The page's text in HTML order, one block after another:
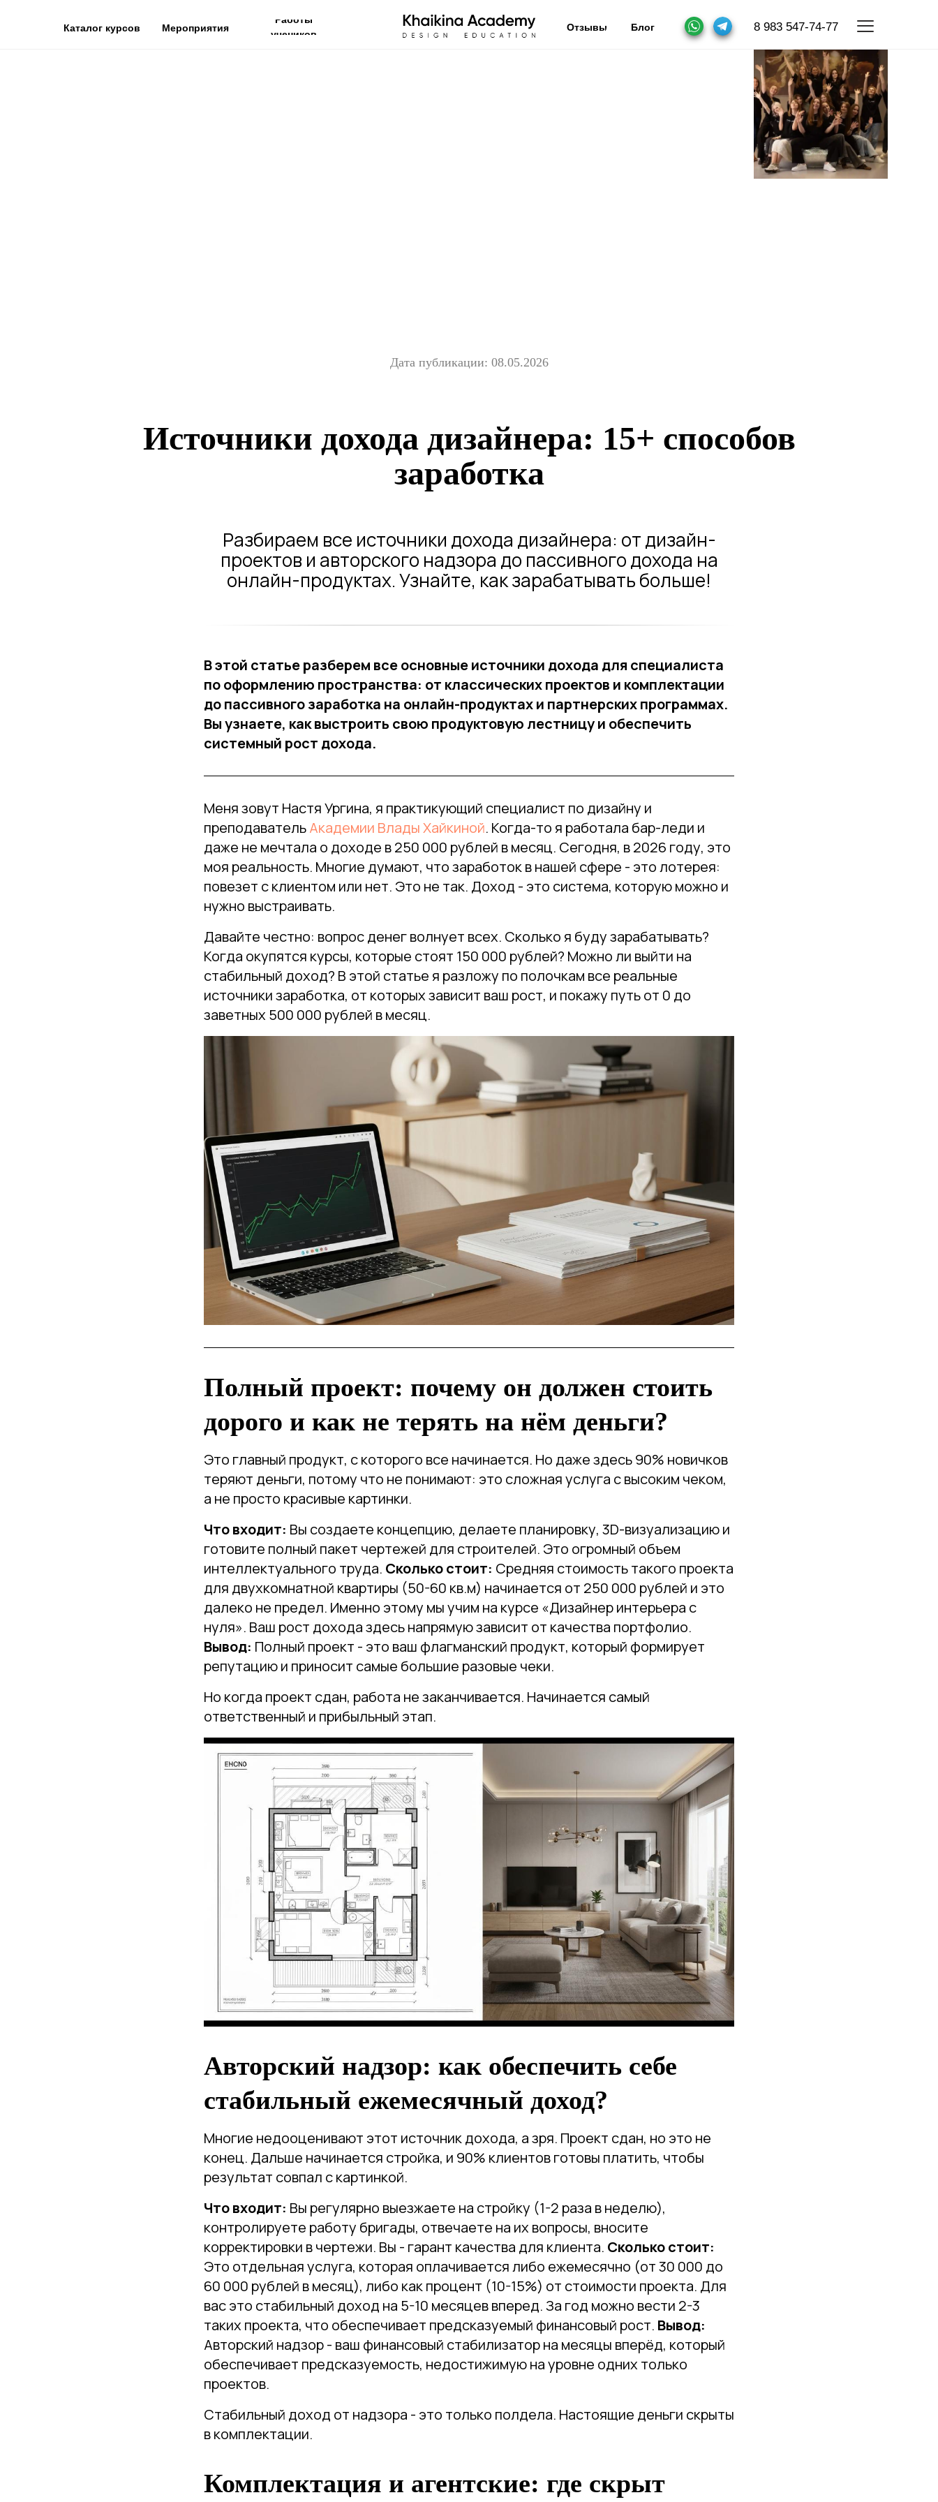
Каталог курсов Мероприятия
Работы
учеников
Отзывы Блог 8 983 547-74-77
Дата публикации: 08.05.2026
Источники дохода дизайнера: 15+ способов
заработка
Разбираем все источники дохода дизайнера: от дизайн-
проектов и авторского надзора до пассивного дохода на
онлайн-продуктах. Узнайте, как зарабатывать больше!
В этой статье разберем все основные источники дохода для специалиста
по оформлению пространства: от классических проектов и комплектации
до пассивного заработка на онлайн-продуктах и партнерских программах.
Вы узнаете, как выстроить свою продуктовую лестницу и обеспечить
системный рост дохода.
Меня зовут Настя Ургина, я практикующий специалист по дизайну и
преподавательАкадемии Влады Хайкиной. Когда-то я работала бар-леди и
даже не мечтала о доходе в 250 000 рублей в месяц. Сегодня, в 2026 году, это
моя реальность. Многие думают, что заработок в нашей сфере - это лотерея:
повезет с клиентом или нет. Это не так. Доход - это система, которую можно и
нужно выстраивать.
Давайте честно: вопрос денег волнует всех. Сколько я буду зарабатывать?
Когда окупятся курсы, которые стоят 150 000 рублей? Можно ли выйти на
стабильный доход? В этой статье я разложу по полочкам все реальные
источники заработка, от которых зависит ваш рост, и покажу путь от 0 до
заветных 500 000 рублей в месяц.
Полный проект: почему он должен стоить
дорого и как не терять на нём деньги?
Это главный продукт, с которого все начинается. Но даже здесь 90% новичков
теряют деньги, потому что не понимают: это сложная услуга с высоким чеком,
а не просто красивые картинки.
Что входит: Вы создаете концепцию, делаете планировку, 3D-визуализацию и
готовите полный пакет чертежей для строителей. Это огромный объем
интеллектуального труда. Сколько стоит: Средняя стоимость такого проекта
для двухкомнатной квартиры (50-60 кв.м) начинается от 250 000 рублей и это
далеко не предел. Именно этому мы учим на курсе «Дизайнер интерьера с
нуля». Ваш рост дохода здесь напрямую зависит от качества портфолио.
Вывод: Полный проект - это ваш флагманский продукт, который формирует
репутацию и приносит самые большие разовые чеки.
Но когда проект сдан, работа не заканчивается. Начинается самый
ответственный и прибыльный этап.
Авторский надзор: как обеспечить себе
стабильный ежемесячный доход?
Многие недооценивают этот источник дохода, а зря. Проект сдан, но это не
конец. Дальше начинается стройка, и 90% клиентов готовы платить, чтобы
результат совпал с картинкой.
Что входит: Вы регулярно выезжаете на стройку (1-2 раза в неделю),
контролируете работу бригады, отвечаете на их вопросы, вносите
корректировки в чертежи. Вы - гарант качества для клиента. Сколько стоит:
Это отдельная услуга, которая оплачивается либо ежемесячно (от 30 000 до
60 000 рублей в месяц), либо как процент (10-15%) от стоимости проекта. Для
вас это стабильный доход на 5-10 месяцев вперед. За год можно вести 2-3
таких проекта, что обеспечивает предсказуемый финансовый рост. Вывод:
Авторский надзор - ваш финансовый стабилизатор на месяцы вперёд, который
обеспечивает предсказуемость, недостижимую на уровне одних только
проектов.
Стабильный доход от надзора - это только полдела. Настоящие деньги скрыты
в комплектации.
Комплектация и агентские: где скрыт